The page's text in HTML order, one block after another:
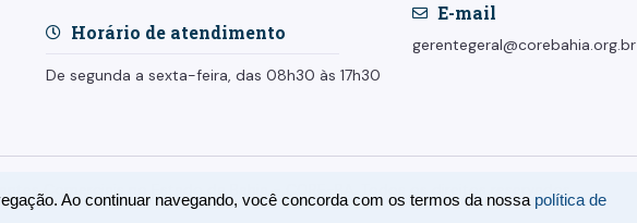
Ao continuar navegando, você concorda com os termos da nossa política de
Horário de atendimento
De segunda a sexta-feira, das 08h30 às 17h30
E-mail
gerentegeral@corebahia.org.br
Comerciais no Estado da Bahia - CORE-BA. Todos os direitos reservados.